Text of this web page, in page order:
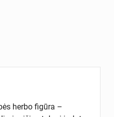
herbo figūra –